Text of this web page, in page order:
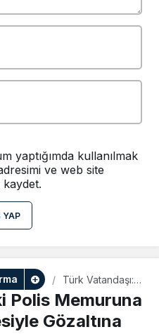
yaptığımda kullanılmak
ve web site
kaydet.
YAP
Türk Vatandaşı:
İki Polis
Memuruna
Saldırdığı
Gerekçesiyle
Polis Memuruna
Gözaltına